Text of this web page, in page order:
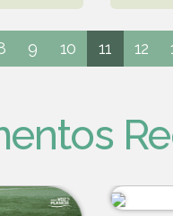
9 10 11 12